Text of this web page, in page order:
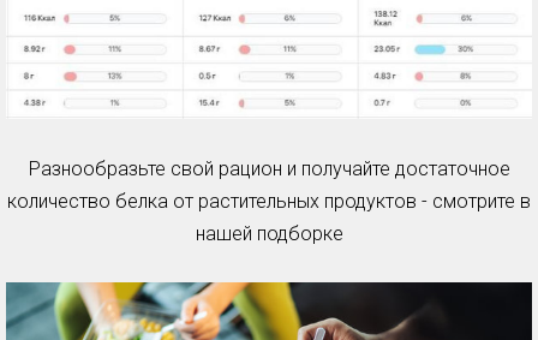
Разнообразьте свой рацион и получайте достаточное
количество белка от растительных продуктов - смотрите в
нашей подборке